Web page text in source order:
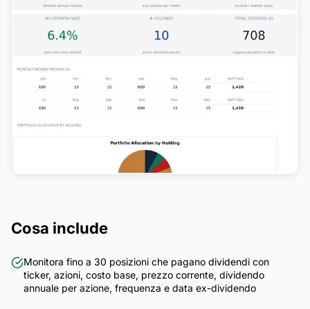
Cosa include
Monitora fino a 30 posizioni che pagano dividendi con
ticker, azioni, costo base, prezzo corrente, dividendo
annuale per azione, frequenza e data ex-dividendo